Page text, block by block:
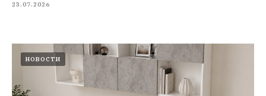
23.07.2026
НОВОСТИ